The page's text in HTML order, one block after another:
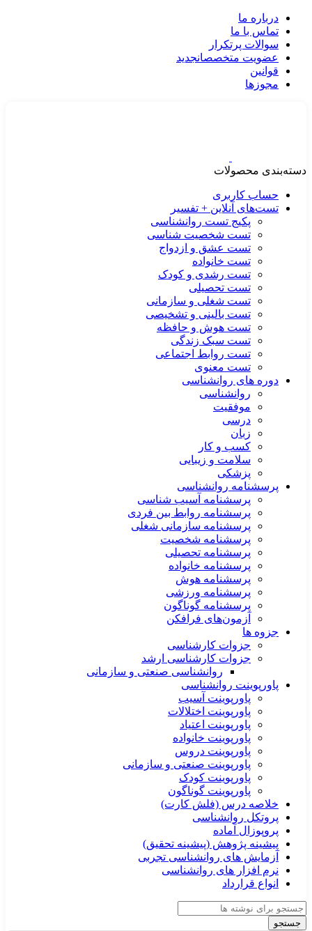
درباره ما
تماس با ما
سوالات پرتکرار
عضویت متخصصانجدید
قوانین
مجوزها
دسته‌بندی محصولات
حساب کاربری
تست‌های آنلاین + تفسیر
پکیج تست روانشناسی
تست شخصیت شناسی
تست عشق و ازدواج
تست خانواده
تست رشدی و کودک
تست تحصیلی
تست شغلی و سازمانی
تست بالینی و تشخیصی
تست هوش و حافظه
تست سبک زندگی
تست روابط اجتماعی
تست معنوی
دوره های روانشناسی
روانشناسی
موفقیت
درسی
زبان
کسب و کار
سلامت و زیبایی
پزشکی
پرسشنامه روانشناسی
پرسشنامه آسیب شناسی
پرسشنامه روابط بین فردی
پرسشنامه سازمانی شغلی
پرسشنامه شخصیت
پرسشنامه تحصیلی
پرسشنامه خانواده
پرسشنامه هوش
پرسشنامه ورزشی
پرسشنامه گوناگون
آزمون‌های فرافکن
جزوه ها
جزوات کارشناسی
جزوات کارشناسی ارشد
روانشناسی صنعتی و سازمانی
پاورپوینت روانشناسی
پاورپوینت آسیب
پاورپوینت اختلالات
پاورپوینت اعتیاد
پاورپوینت خانواده
پاورپوینت دروس
پاورپوینت صنعتی و سازمانی
پاورپوینت کودک
پاورپوینت گوناگون
خلاصه درس (فلش کارت)
پروتکل روانشناسی
پروپوزال آماده
پیشینه پژوهش (پیشینه تحقیق)
آزمایش های روانشناسی تجربی
نرم افزار های روانشناسی
انواع قرارداد
جستجو